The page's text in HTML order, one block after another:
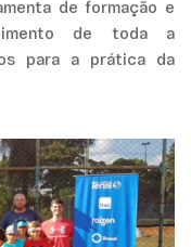
de formação e
de toda a
para a prática da